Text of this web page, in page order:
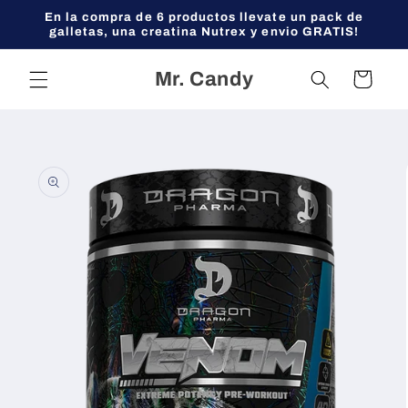
directamente
al contenido
En la compra de 6 productos llevate un pack de
galletas, una creatina Nutrex y envio GRATIS!
Mr. Candy Carrito
información
del producto